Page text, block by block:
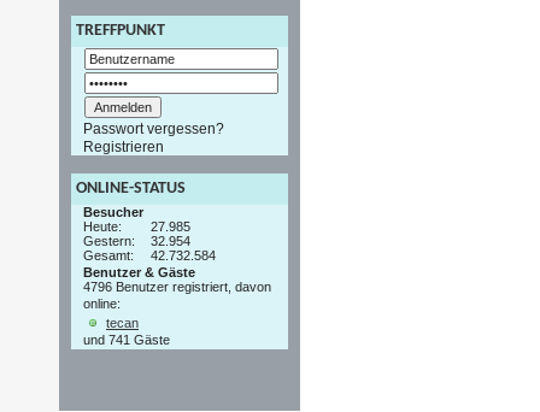
TREFFPUNKT
Passwort vergessen?
Registrieren
ONLINE-STATUS
Besucher
Heute:
27.985
Gestern:
32.954
Gesamt:
42.732.584
Benutzer & Gäste
4796 Benutzer registriert, davon
online:
tecan
und 741 Gäste